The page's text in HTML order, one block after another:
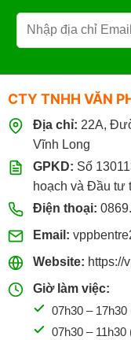
096.339.3566
CTY TNHH VĂN
Địa chỉ: 22A,
Vĩnh Long
GPKD: Số
hoạch và Đầu tư
Điện thoại:
Email:
Website: https://
Giờ làm việc:
07h30 –
07h30 – 11h30